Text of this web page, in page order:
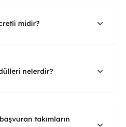
midir?
nelerdir?
takımların